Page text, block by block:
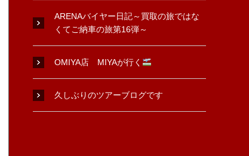
ARENAバイヤー日記～買取の旅ではな
くてご納車の旅第16弾～
OMIYA店 MIYAが行く
久しぶりのツアーブログです